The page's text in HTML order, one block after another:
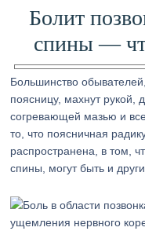
Болит
спины —
Большинство
поясницу, махнут
согревающей мазью и
то, что поясничная
распространена, в том,
спины, могут быть и